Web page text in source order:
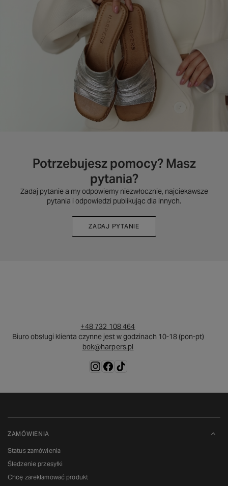
Potrzebujesz pomocy? Masz
pytania?
Zadaj pytanie a my odpowiemy niezwłocznie, najciekawsze
pytania i odpowiedzi publikując dla innych.
ZADAJ PYTANIE
+48 732 108 464
Biuro obsługi klienta czynne jest w godzinach 10-18 (pon-pt)
bok@harpers.pl
ZAMÓWIENIA
Status zamówienia
Śledzenie przesyłki
Chcę zareklamować produkt